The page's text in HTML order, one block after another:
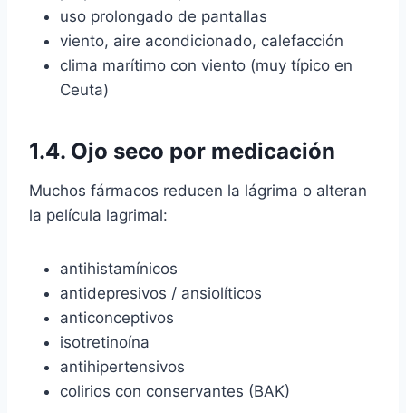
uso prolongado de pantallas
viento, aire acondicionado, calefacción
clima marítimo con viento (muy típico en
Ceuta)
1.4. Ojo seco por medicación
Muchos fármacos reducen la lágrima o alteran
la película lagrimal:
antihistamínicos
antidepresivos / ansiolíticos
anticonceptivos
isotretinoína
antihipertensivos
colirios con conservantes (BAK)